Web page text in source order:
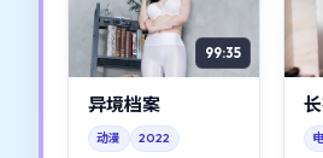
99:35
异境档案
动漫 2022